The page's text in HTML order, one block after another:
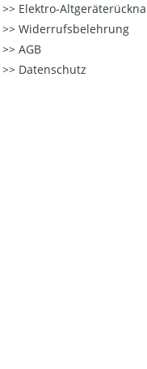
Elektro-
Widerrufsbelehrung
AGB
Datenschutz